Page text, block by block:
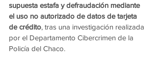
supuesta estafa y defraudación mediante
el uso no autorizado de datos de tarjeta
de crédito, tras una investigación realizada
por el Departamento Cibercrimen de la
Policía del Chaco.